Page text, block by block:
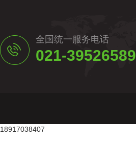
全国统一服务电话
021-39526589
18917038407